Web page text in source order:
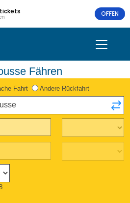
OFFEN
Fähren
Fahrt Andere Rückfahrt